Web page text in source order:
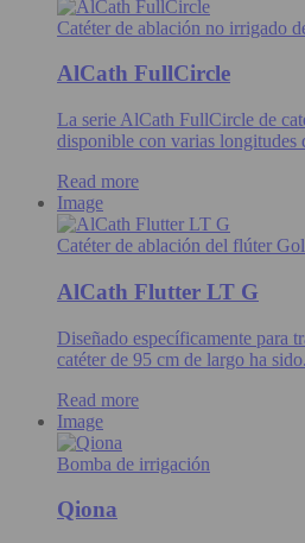
Catéter de ablación no irrigado
AlCath FullCircle
La serie AlCath FullCircle de
disponible con varias longitudes
Read more
Image
Catéter de ablación del flúter
AlCath Flutter LT G
Diseñado específicamente para
catéter de 95 cm de largo ha
Read more
Image
Bomba de irrigación
Qiona